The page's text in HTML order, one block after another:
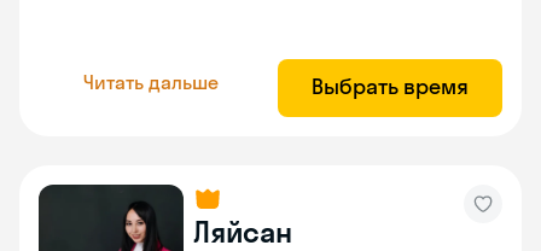
Читать дальше Выбрать время
Ляйсан